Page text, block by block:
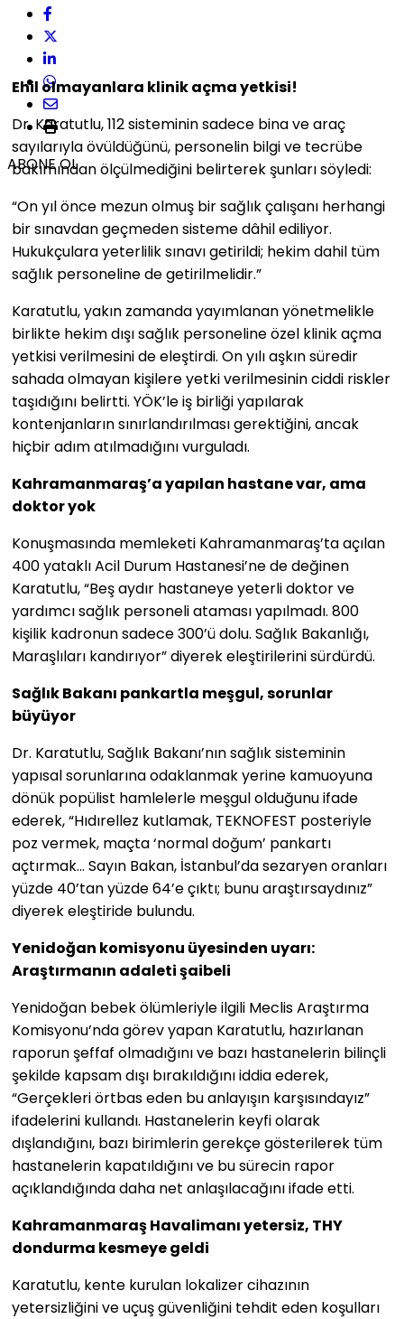
ABONE OL
Ehil olmayanlara klinik açma yetkisi!
Dr. Karatutlu, 112 sisteminin sadece bina ve araç
sayılarıyla övüldüğünü, personelin bilgi ve tecrübe
bakımından ölçülmediğini belirterek şunları söyledi:
“On yıl önce mezun olmuş bir sağlık çalışanı herhangi
bir sınavdan geçmeden sisteme dâhil ediliyor.
Hukukçulara yeterlilik sınavı getirildi; hekim dahil tüm
sağlık personeline de getirilmelidir.”
Karatutlu, yakın zamanda yayımlanan yönetmelikle
birlikte hekim dışı sağlık personeline özel klinik açma
yetkisi verilmesini de eleştirdi. On yılı aşkın süredir
sahada olmayan kişilere yetki verilmesinin ciddi riskler
taşıdığını belirtti. YÖK’le iş birliği yapılarak
kontenjanların sınırlandırılması gerektiğini, ancak
hiçbir adım atılmadığını vurguladı.
Kahramanmaraş’a yapılan hastane var, ama
doktor yok
Konuşmasında memleketi Kahramanmaraş’ta açılan
400 yataklı Acil Durum Hastanesi’ne de değinen
Karatutlu, “Beş aydır hastaneye yeterli doktor ve
yardımcı sağlık personeli ataması yapılmadı. 800
kişilik kadronun sadece 300’ü dolu. Sağlık Bakanlığı,
Maraşlıları kandırıyor” diyerek eleştirilerini sürdürdü.
Sağlık Bakanı pankartla meşgul, sorunlar
büyüyor
Dr. Karatutlu, Sağlık Bakanı’nın sağlık sisteminin
yapısal sorunlarına odaklanmak yerine kamuoyuna
dönük popülist hamlelerle meşgul olduğunu ifade
ederek, “Hıdırellez kutlamak, TEKNOFEST posteriyle
poz vermek, maçta ‘normal doğum’ pankartı
açtırmak… Sayın Bakan, İstanbul’da sezaryen oranları
yüzde 40’tan yüzde 64’e çıktı; bunu araştırsaydınız”
diyerek eleştiride bulundu.
Yenidoğan komisyonu üyesinden uyarı:
Araştırmanın adaleti şaibeli
Yenidoğan bebek ölümleriyle ilgili Meclis Araştırma
Komisyonu’nda görev yapan Karatutlu, hazırlanan
raporun şeffaf olmadığını ve bazı hastanelerin bilinçli
şekilde kapsam dışı bırakıldığını iddia ederek,
“Gerçekleri örtbas eden bu anlayışın karşısındayız”
ifadelerini kullandı. Hastanelerin keyfi olarak
dışlandığını, bazı birimlerin gerekçe gösterilerek tüm
hastanelerin kapatıldığını ve bu sürecin rapor
açıklandığında daha net anlaşılacağını ifade etti.
Kahramanmaraş Havalimanı yetersiz, THY
dondurma kesmeye geldi
Karatutlu, kente kurulan lokalizer cihazının
yetersizliğini ve uçuş güvenliğini tehdit eden koşulları